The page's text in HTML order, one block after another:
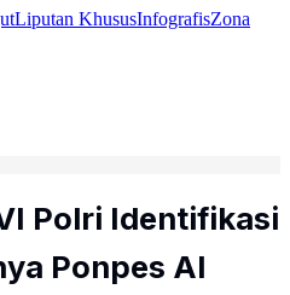
Liputan KhususInfografisZona
Polri Identifikasi
Ponpes Al